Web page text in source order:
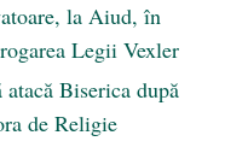
la Aiud, în
Legii Vexler
Biserica după
de Religie